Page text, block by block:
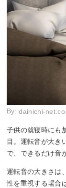
By:dainichi-
子供の就寝時にも
目。運転音が大き
で、できるだけ音
運転音の大きさは
性を重視する場合